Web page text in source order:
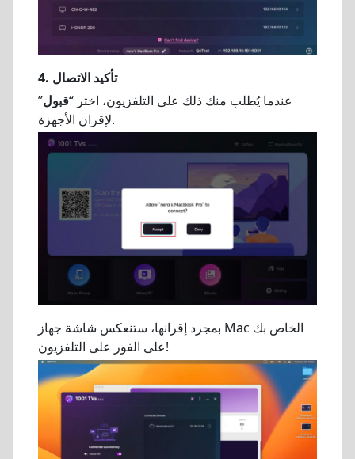
4. تأكيد الاتصال
عندما يُطلب منك ذلك على التلفزيون، اختر “قبول”
لإقران الأجهزة.
بمجرد إقرانها، ستنعكس شاشة جهاز Mac الخاص بك
على الفور على التلفزيون!